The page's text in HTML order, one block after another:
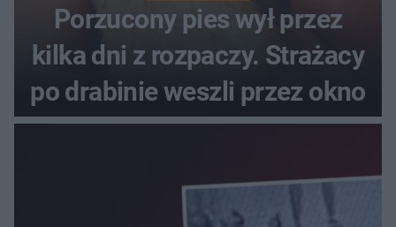
Porzucony pies wył przez
kilka dni z rozpaczy. Strażacy
po drabinie weszli przez okno